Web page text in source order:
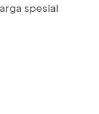
spesial